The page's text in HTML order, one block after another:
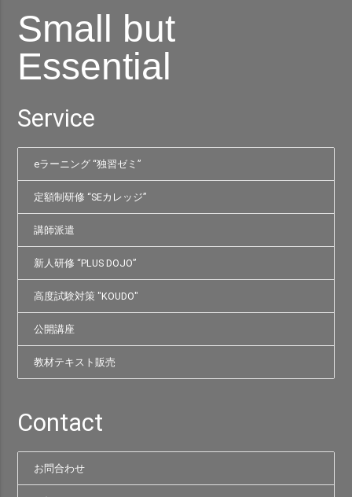
Small but
Essential
Service
eラーニング “独習ゼミ”
定額制研修 “SEカレッジ”
講師派遣
新人研修 “PLUS DOJO”
高度試験対策 "KOUDO"
公開講座
教材テキスト販売
Contact
お問合わせ